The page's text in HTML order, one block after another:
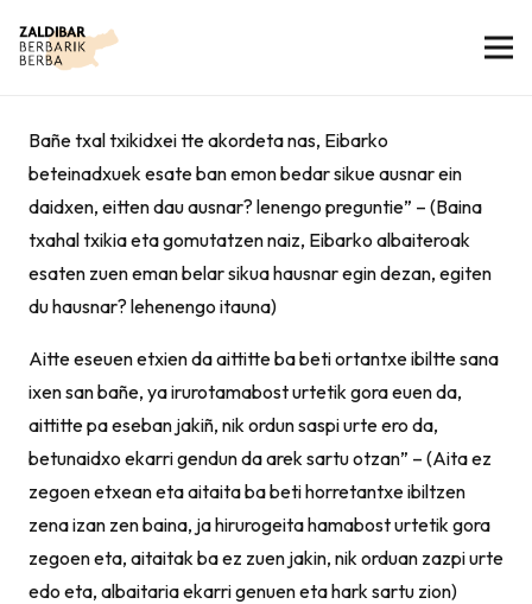
Bañe txal txikidxei tte akordeta nas, Eibarko
beteinadxuek esate ban emon bedar sikue ausnar ein
daidxen, eitten dau ausnar? lenengo preguntie” – (Baina
txahal txikia eta gomutatzen naiz, Eibarko albaiteroak
esaten zuen eman belar sikua hausnar egin dezan, egiten
du hausnar? lehenengo itauna)
Aitte eseuen etxien da aittitte ba beti ortantxe ibiltte sana
ixen san bañe, ya irurotamabost urtetik gora euen da,
aittitte pa eseban jakiñ, nik ordun saspi urte ero da,
betunaidxo ekarri gendun da arek sartu otzan” – (Aita ez
zegoen etxean eta aitaita ba beti horretantxe ibiltzen
zena izan zen baina, ja hirurogeita hamabost urtetik gora
zegoen eta, aitaitak ba ez zuen jakin, nik orduan zazpi urte
edo eta, albaitaria ekarri genuen eta hark sartu zion)